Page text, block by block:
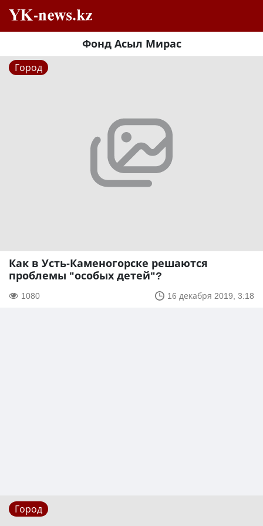
Фонд Асыл Мирас
Город
Как в Усть-Каменогорске решаются
проблемы "особых детей"?
1080 16 декабря 2019, 3:18
Город